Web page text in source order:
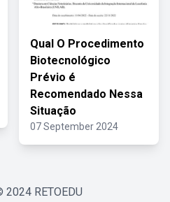
Qual O Procedimento
Biotecnológico
Prévio é
Recomendado Nessa
Situação
07 September 2024
2024 RETOEDU